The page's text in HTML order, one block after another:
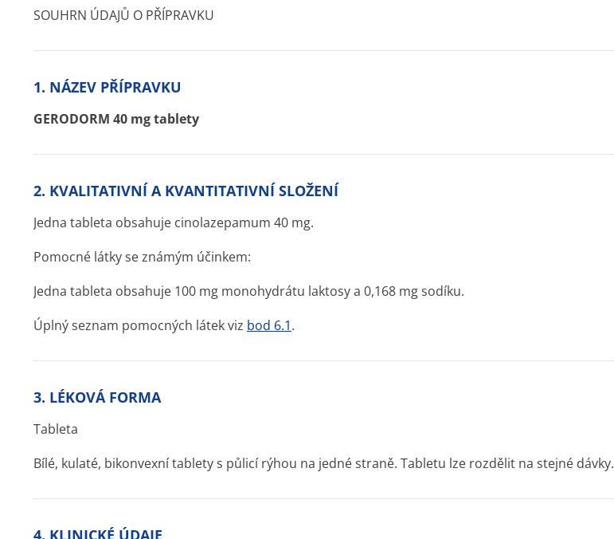
SOUHRN ÚDAJŮ O PŘÍPRAVKU
1. NÁZEV PŘÍPRAVKU
GERODORM 40 mg tablety
2. KVALITATIVNÍ A KVANTITATIVNÍ SLOŽENÍ
Jedna tableta obsahuje cinolazepamum 40 mg.
Pomocné látky se známým účinkem:
Jedna tableta obsahuje 100 mg monohydrátu laktosy a 0,168 mg sodíku.
Úplný seznam pomocných látek viz bod 6.1.
3. LÉKOVÁ FORMA
Tableta
Bílé, kulaté, bikonvexní tablety s půlicí rýhou na jedné straně. Tabletu lze rozdělit na stejné dávky.
4. KLINICKÉ ÚDAJE